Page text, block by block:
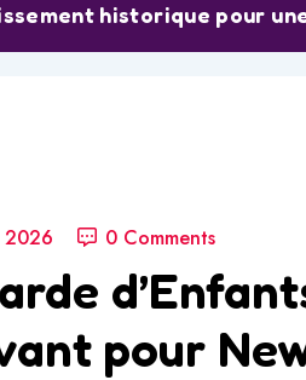
historique pour
2026 0 Comments
pour